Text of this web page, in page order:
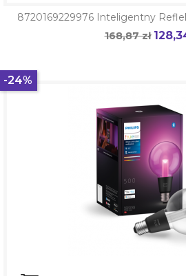
8720169229976 Inteligentny
Cena
168,87 zł Cena
-24%